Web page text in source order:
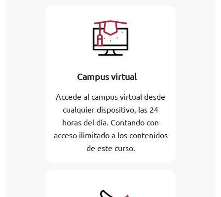
Campus virtual
Accede al campus virtual desde
cualquier dispositivo, las 24
horas del día. Contando con
acceso ilimitado a los contenidos
de este curso.